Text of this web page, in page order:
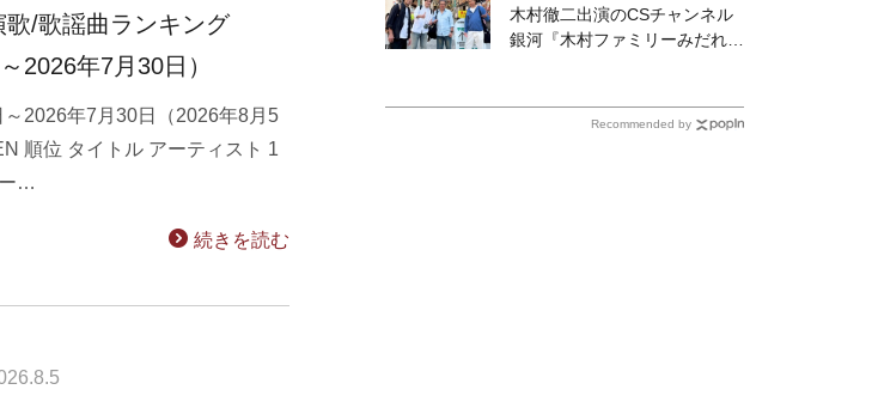
歌/歌謡曲ランキング
2026年7月30日）
2026年7月30日（2026年8月5
順位 タイトル アーティスト 1
…
続きを読む
木村徹二出演のCSチャンネル
銀河『木村ファミリーみだれ旅
Recommended by